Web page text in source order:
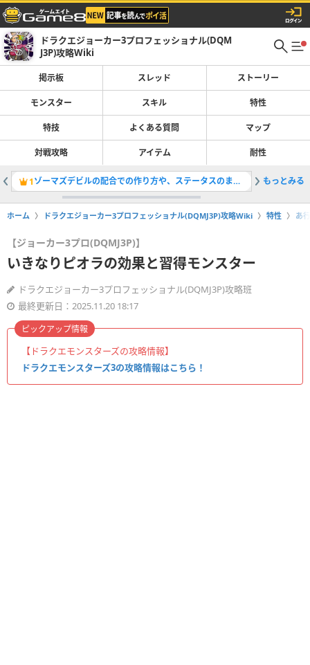
ドラクエジョーカー3プロフェッショナル(DQM
J3P)攻略Wiki
掲示板 スレッド ストーリー
モンスター スキル 特性
特技 よくある質問 マップ
対戦攻略 アイテム 耐性
1 ゾーマズデビルの配合での作り方や、ステータスのまとめ 2バラモ
もっとみる
ホーム ドラクエジョーカー3プロフェッショナル(DQMJ3P)攻略Wiki 特性 あ
【ジョーカー3プロ(DQMJ3P)】
いきなりピオラの効果と習得モンスター
ドラクエジョーカー3プロフェッショナル(DQMJ3P)攻略班
最終更新日：2025.11.20 18:17
【ドラクエモンスターズの攻略情報】
ドラクエモンスターズ3の攻略情報はこちら！
ピックアップ情報